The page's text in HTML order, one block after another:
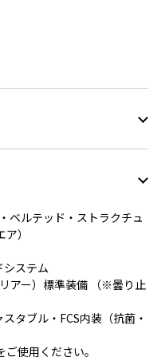
ベルテッド・ストラクチュ
）
ステム
アー）標準装備 （※曇り止
タブル・FCS内装（抗菌・
使用ください。